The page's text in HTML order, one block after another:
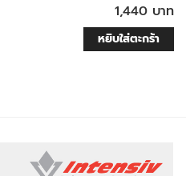
1,440 บาท
หยิบใส่ตะกร้า